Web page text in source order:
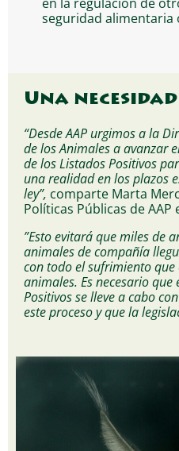
seguridad alimentaria
Una necesidad
“Desde AAP urgimos a la
de los Animales a avanzar
de los Listados Positivos
una realidad en los plazos
ley”, comparte Marta
Políticas Públicas de AAP
”Esto evitará que miles de
animales de compañía
con todo el sufrimiento
animales. Es necesario
Positivos se lleve a cabo
este proceso y que la